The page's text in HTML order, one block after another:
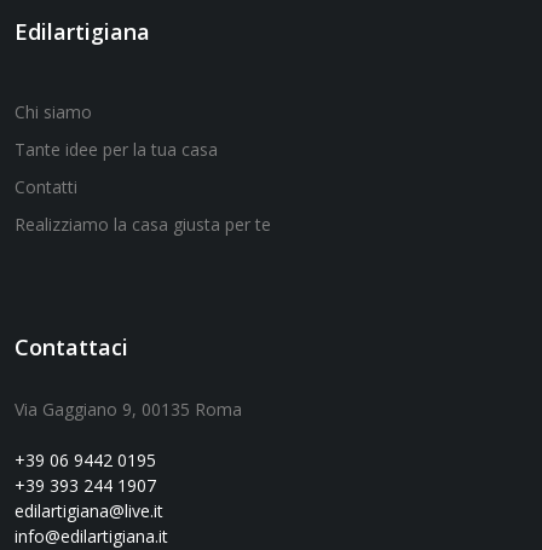
Edilartigiana
Chi siamo
Tante idee per la tua casa
Contatti
Realizziamo la casa giusta per te
Contattaci
Via Gaggiano 9, 00135 Roma
+39 06 9442 0195
+39 393 244 1907
edilartigiana@live.it
info@edilartigiana.it